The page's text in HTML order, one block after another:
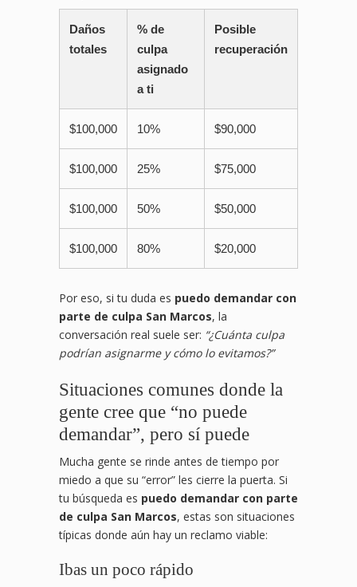
Daños
totales
% de
culpa
asignado
a ti
Posible
recuperación
$100,000 10% $90,000
$100,000 25% $75,000
$100,000 50% $50,000
$100,000 80% $20,000
Por eso, si tu duda es puedo demandar con
parte de culpa San Marcos, la
conversación real suele ser: “¿Cuánta culpa
podrían asignarme y cómo lo evitamos?”
Situaciones comunes donde la
gente cree que “no puede
demandar”, pero sí puede
Mucha gente se rinde antes de tiempo por
miedo a que su “error” les cierre la puerta. Si
tu búsqueda es puedo demandar con parte
de culpa San Marcos, estas son situaciones
típicas donde aún hay un reclamo viable:
Ibas un poco rápido